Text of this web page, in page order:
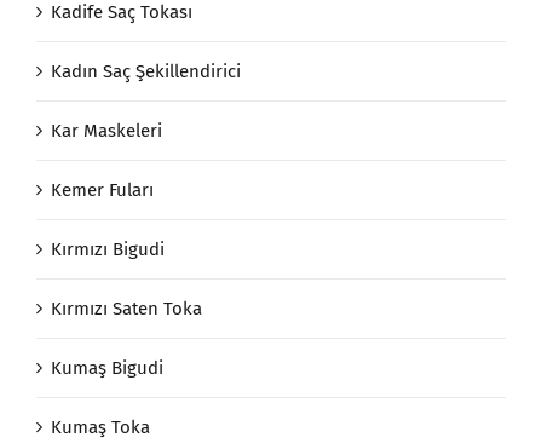
Kadife Saç Tokası
Kadın Saç Şekillendirici
Kar Maskeleri
Kemer Fuları
Kırmızı Bigudi
Kırmızı Saten Toka
Kumaş Bigudi
Kumaş Toka